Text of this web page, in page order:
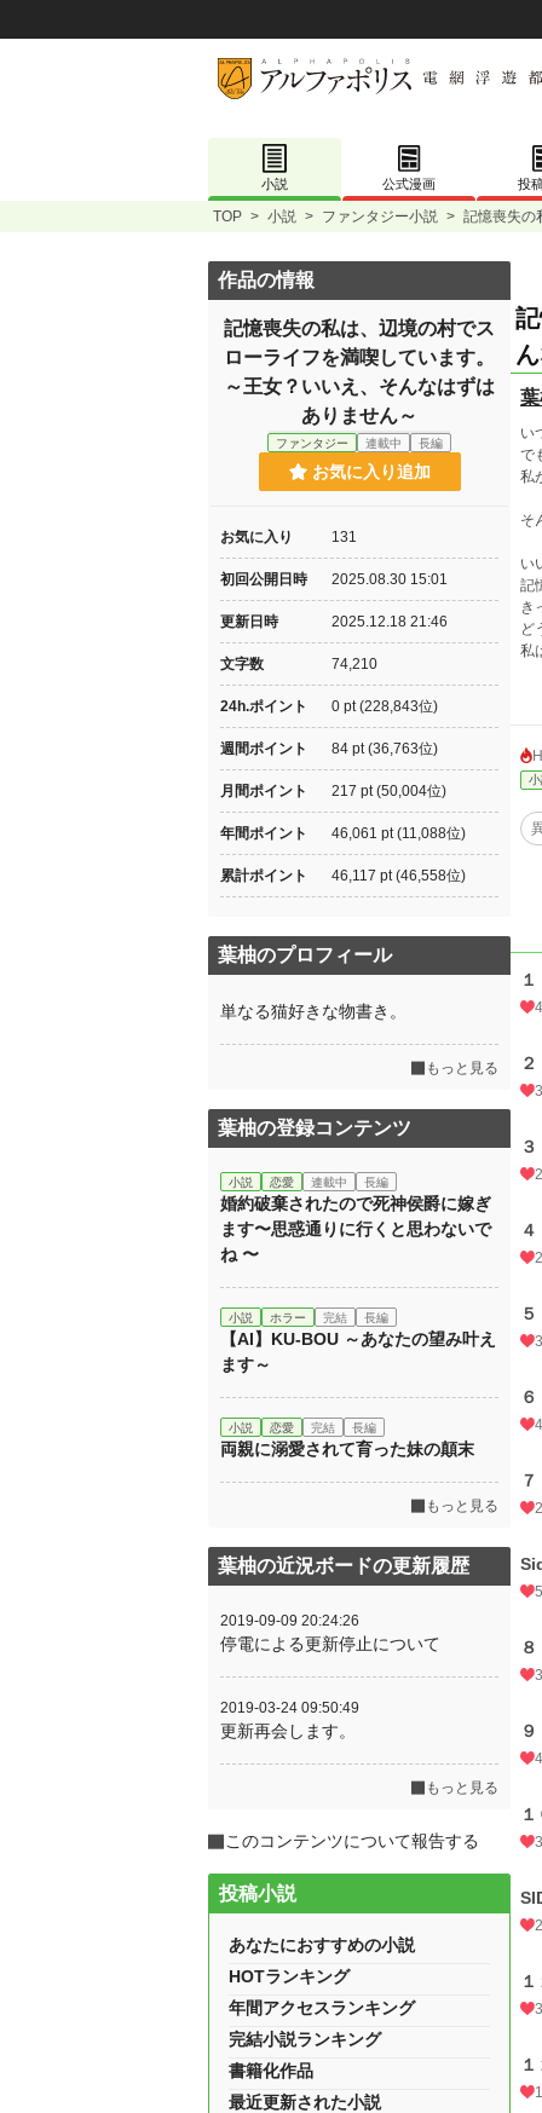
小説 公式漫画 投
TOP > 小説 > ファンタジー小説 > 記憶喪失の
い
で
私
そ
い
記
き
ど
私
小
１
２
３
４
５
６
７
８
９
１
１
１
作品の情報
記憶喪失の私は、辺境の村でス
ローライフを満喫しています。
～王女？いいえ、そんなはずは
ありません～
ファンタジー 連載中 長編
お気に入り追加
お気に入り 131
初回公開日時 2025.08.30 15:01
更新日時 2025.12.18 21:46
文字数 74,210
24h.ポイント 0 pt (228,843位)
週間ポイント 84 pt (36,763位)
月間ポイント 217 pt (50,004位)
年間ポイント 46,061 pt (11,088位)
累計ポイント 46,117 pt (46,558位)
葉柚のプロフィール
単なる猫好きな物書き。
もっと見る
葉柚の登録コンテンツ
小説 恋愛 連載中 長編
婚約破棄されたので死神侯爵に嫁ぎ
ます〜思惑通りに行くと思わないで
ね 〜
小説 ホラー 完結 長編
【AI】KU-BOU ～あなたの望み叶え
ます～
小説 恋愛 完結 長編
両親に溺愛されて育った妹の顛末
もっと見る
葉柚の近況ボードの更新履歴
2019-09-09 20:24:26
停電による更新停止について
2019-03-24 09:50:49
更新再会します。
もっと見る
このコンテンツについて報告する
投稿小説
あなたにおすすめの小説
HOTランキング
年間アクセスランキング
完結小説ランキング
書籍化作品
最近更新された小説